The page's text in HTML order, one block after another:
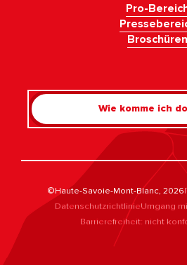
Pro-
Broschüren
Wie komme ich
©Haute-Savoie-Mont-Blanc, 2026
DatenschutzrichtlinieUmgang
Barrierefreiheit: nicht